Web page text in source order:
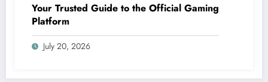
Your Trusted Guide to the Official Gaming
Platform
July 20, 2026